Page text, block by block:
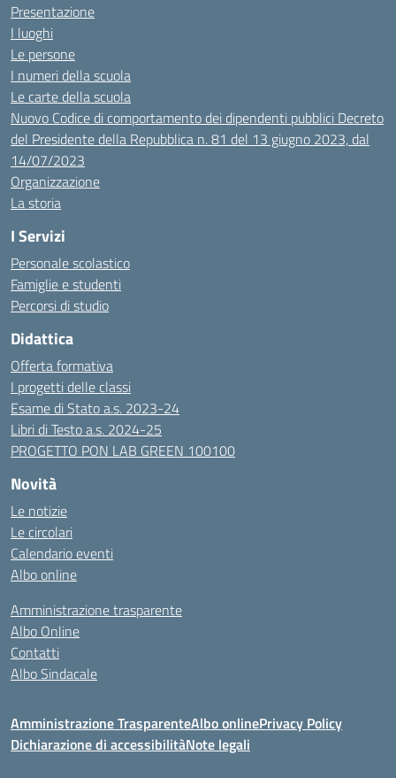
Presentazione
I luoghi
Le persone
I numeri della scuola
Le carte della scuola
Nuovo Codice di comportamento dei dipendenti pubblici Decreto
del Presidente della Repubblica n. 81 del 13 giugno 2023, dal
14/07/2023
Organizzazione
La storia
I Servizi
Personale scolastico
Famiglie e studenti
Percorsi di studio
Didattica
Offerta formativa
I progetti delle classi
Esame di Stato a.s. 2023-24
Libri di Testo a.s. 2024-25
PROGETTO PON LAB GREEN 100100
Novità
Le notizie
Le circolari
Calendario eventi
Albo online
Amministrazione trasparente
Albo Online
Contatti
Albo Sindacale
Amministrazione TrasparenteAlbo onlinePrivacy Policy
Dichiarazione di accessibilitàNote legali